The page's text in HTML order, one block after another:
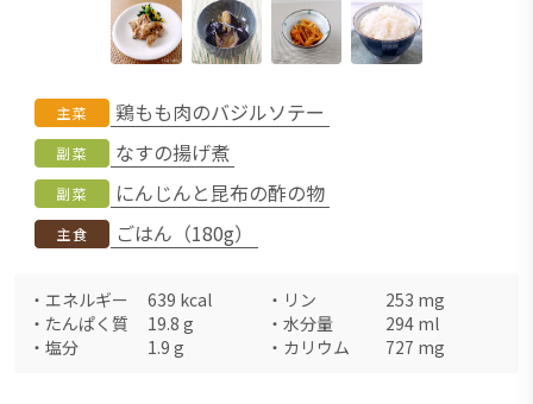
主菜 鶏もも肉のバジルソテー
副菜 なすの揚げ煮
副菜 にんじんと昆布の酢の物
主食 ごはん（180g）
・ エネルギー 639 kcal ・ リン 253 mg
・ たんぱく質 19.8 g ・ 水分量 294 ml
・ 塩分 1.9 g ・ カリウム 727 mg